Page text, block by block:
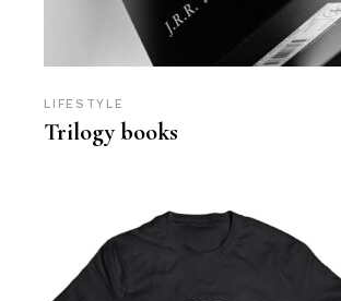
LIFESTYLE
Trilogy books